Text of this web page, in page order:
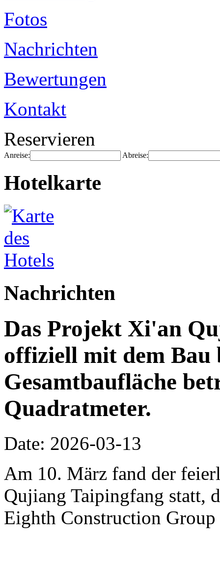
Fotos
Nachrichten
Bewertungen
Kontakt
Reservieren
Anreise: Abreise:
Hotelkarte
Nachrichten
Das Projekt Xi'an
offiziell mit dem Bau
Gesamtbaufläche
Quadratmeter.
Date: 2026-03-13
Am 10. März fand der
Qujiang Taipingfang statt,
Eighth Construction